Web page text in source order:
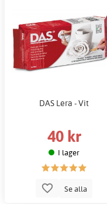
DAS Lera - Vit
40 kr
I lager
Se alla